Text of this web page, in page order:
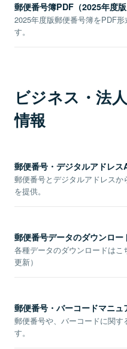
郵便番号簿PDF（2025年度版
2025年度版郵便番号簿をPDF
す。
ビジネス・法
情報
郵便番号・デジタルアドレス
郵便番号とデジタルアドレス
を提供。
郵便番号データのダウンロー
各種データのダウンロードはこ
更新）
郵便番号・バーコードマニュ
郵便番号や、バーコードに関す
す。